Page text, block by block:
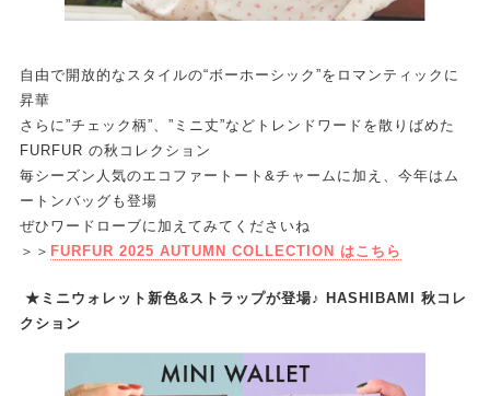
自由で開放的なスタイルの“ボーホーシック”をロマンティックに
昇華
さらに”チェック柄”、”ミニ丈”などトレンドワードを散りばめた
FURFUR の秋コレクション
毎シーズン人気のエコファートート&チャームに加え、今年はム
ートンバッグも登場
ぜひワードローブに加えてみてくださいね
＞＞ FURFUR 2025 AUTUMN COLLECTION はこちら
★ミニウォレット新色&ストラップが登場♪ HASHIBAMI 秋コレ
クション